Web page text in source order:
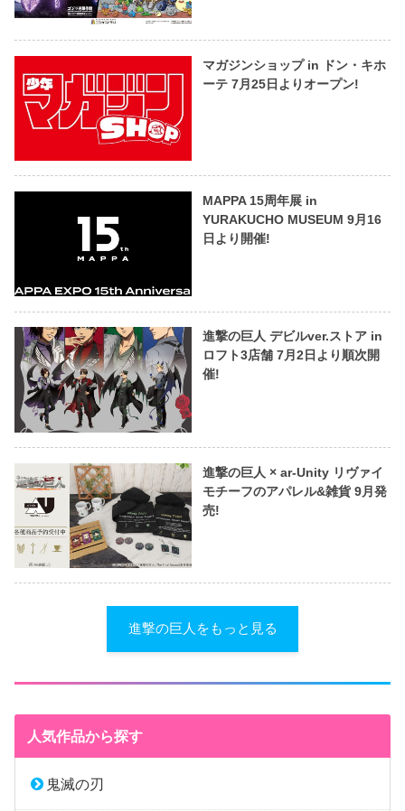
マガジンショップ in ドン・キホ
ーテ 7月25日よりオープン!
MAPPA 15周年展 in
YURAKUCHO MUSEUM 9月16
日より開催!
進撃の巨人 デビルver.ストア in
ロフト3店舗 7月2日より順次開
催!
進撃の巨人 × ar-Unity リヴァイ
モチーフのアパレル&雑貨 9月発
売!
進撃の巨人をもっと見る
人気作品から探す
鬼滅の刃